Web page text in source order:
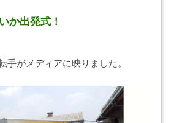
か出発式！
手がメディアに映りました。